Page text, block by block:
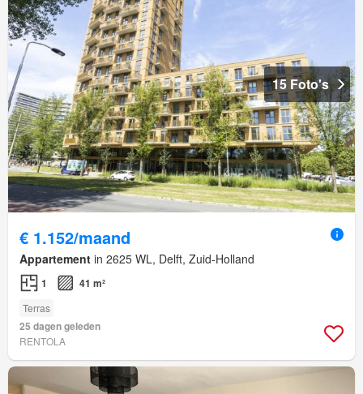
15 Foto's
€ 1.152/maand
Appartement in 2625 WL, Delft, Zuid-Holland
1 41 m²
Terras
25 dagen geleden
RENTOLA